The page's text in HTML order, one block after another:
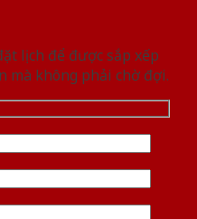
lịch để được sắp xếp
mà không phải chờ đợi.